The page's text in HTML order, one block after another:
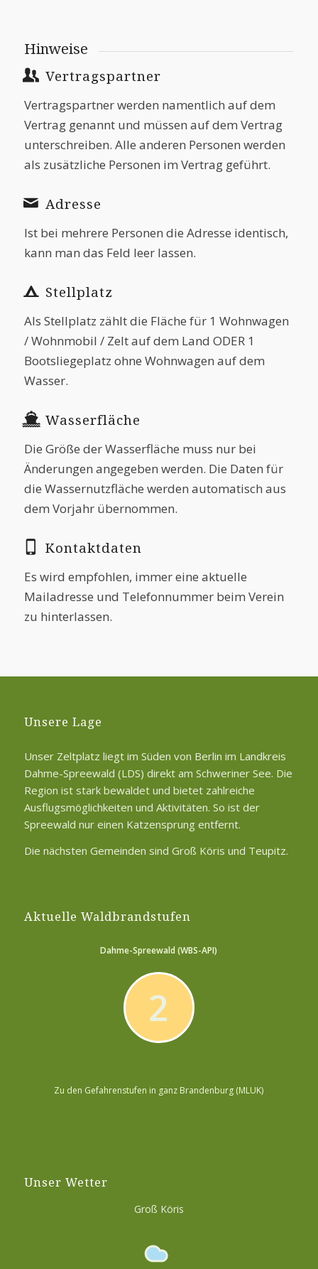
Hinweise
Vertragspartner
Vertragspartner werden namentlich auf dem
Vertrag genannt und müssen auf dem Vertrag
unterschreiben. Alle anderen Personen werden
als zusätzliche Personen im Vertrag geführt.
Adresse
Ist bei mehrere Personen die Adresse identisch,
kann man das Feld leer lassen.
Stellplatz
Als Stellplatz zählt die Fläche für 1 Wohnwagen
/ Wohnmobil / Zelt auf dem Land ODER 1
Bootsliegeplatz ohne Wohnwagen auf dem
Wasser.
Wasserfläche
Die Größe der Wasserfläche muss nur bei
Änderungen angegeben werden. Die Daten für
die Wassernutzfläche werden automatisch aus
dem Vorjahr übernommen.
Kontaktdaten
Es wird empfohlen, immer eine aktuelle
Mailadresse und Telefonnummer beim Verein
zu hinterlassen.
Unsere Lage
Unser Zeltplatz liegt im Süden von Berlin im Landkreis
Dahme-Spreewald (LDS) direkt am Schweriner See. Die
Region ist stark bewaldet und bietet zahlreiche
Ausflugsmöglichkeiten und Aktivitäten. So ist der
Spreewald nur einen Katzensprung entfernt.
Die nächsten Gemeinden sind Groß Köris und Teupitz.
Aktuelle Waldbrandstufen
Dahme-Spreewald(WBS-API)
2
Zu den Gefahrenstufen in ganz Brandenburg (MLUK)
Unser Wetter
Groß Köris